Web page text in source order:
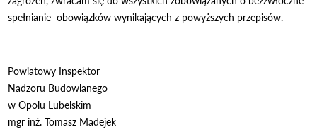
spełnianieobowiązków wynikających z powyższych przepisów.
Powiatowy Inspektor
Nadzoru Budowlanego
w Opolu Lubelskim
mgr inż. Tomasz Madejek